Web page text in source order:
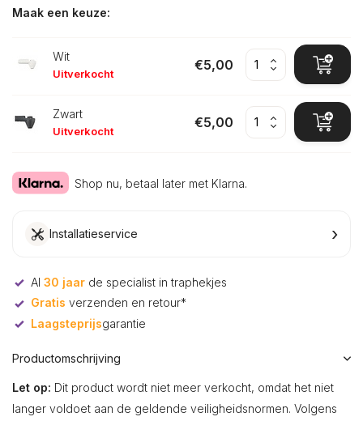
Maak een keuze:
Wit
Uitverkocht
€5,00
Zwart
Uitverkocht
€5,00
Shop nu, betaal later met Klarna.
Installatieservice ›
Al 30 jaar de specialist in traphekjes
Gratis verzenden en retour*
Laagsteprijsgarantie
Productomschrijving
Let op: Dit product wordt niet meer verkocht, omdat het niet
langer voldoet aan de geldende veiligheidsnormen. Volgens